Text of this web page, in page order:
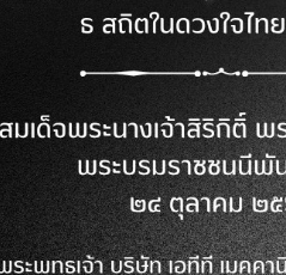
ลิฟท์จอดรถ 4 เสา